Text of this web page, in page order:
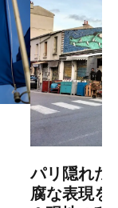
パリ隠れた
腐な表現